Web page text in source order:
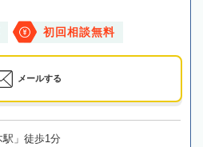
初回相談無料
メールする
」徒歩1分